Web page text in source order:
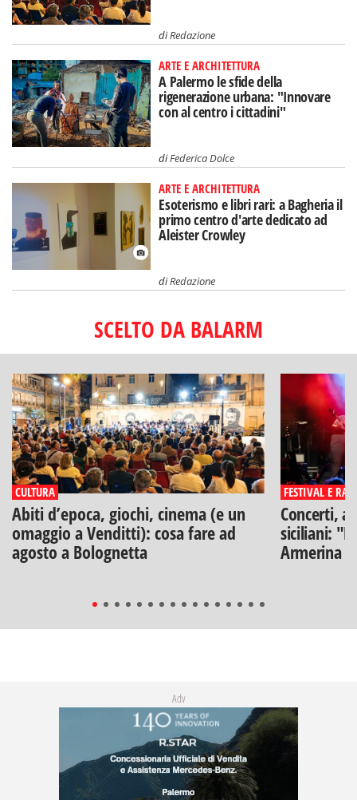
diRedazione
ARTE E ARCHITETTURA
A Palermo le sfide della
rigenerazione urbana: "Innovare
con al centro i cittadini"
diFederica Dolce
ARTE E ARCHITETTURA
Esoterismo e libri rari: a Bagheria il
primo centro d'arte dedicato ad
Aleister Crowley
diRedazione
SCELTO DA BALARM
CULTURA
Abiti d’epoca, giochi, cinema (e un
omaggio a Venditti): cosa fare ad
agosto a Bolognetta
FESTIVAL E
Concerti,
siciliani:
Armerina
Adv